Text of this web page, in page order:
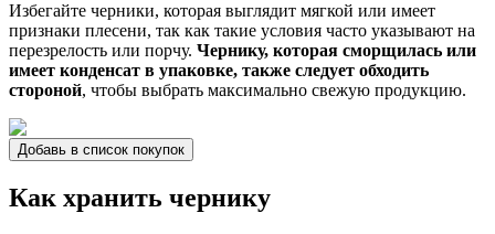
Избегайте черники, которая выглядит мягкой или имеет
признаки плесени, так как такие условия часто указывают на
перезрелость или порчу. Чернику, которая сморщилась или
имеет конденсат в упаковке, также следует обходить
стороной, чтобы выбрать максимально свежую продукцию.
Добавь в список покупок
Как хранить чернику